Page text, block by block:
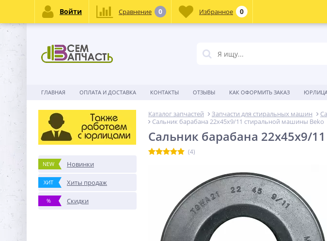
ГЛАВНАЯ ОПЛАТА И ДОСТАВКА КОНТАКТЫ ОТЗЫВЫ КАК ОФОРМИТЬ ЗАКАЗ
NEW Новинки
ХИТ Хиты продаж
% Скидки
Каталог запчастей Запчасти для стиральных машин
Сальник барабана 22x45x9/11 стиральной машины Beko
Сальник барабана 22x45x9/
(4)
Войти Сравнение 0 Избранное 0